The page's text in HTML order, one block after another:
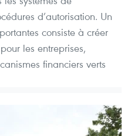
d’autorisation. Un
consiste à créer
les entreprises,
financiers verts